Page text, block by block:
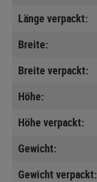
Länge verpackt:
Breite:
Breite verpackt:
Höhe:
Höhe verpackt:
Gewicht:
Gewicht verpackt: